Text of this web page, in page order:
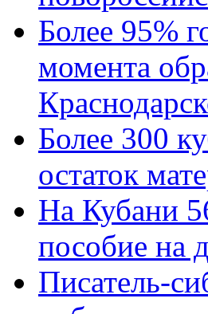
Более 95%
момента
Более 300
остаток
На Кубани
пособие на
Писатель-